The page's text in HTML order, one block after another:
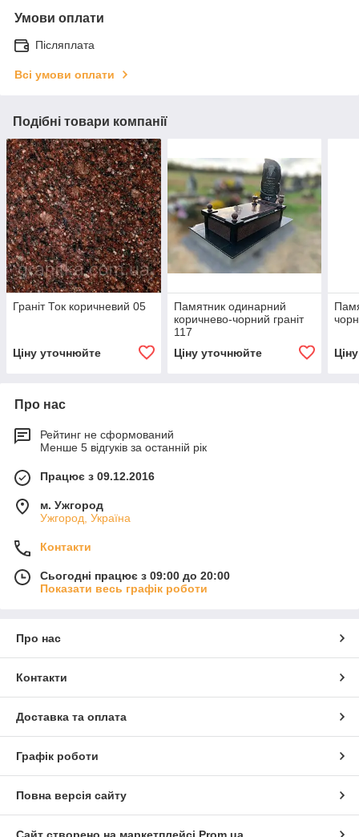
Умови оплати
Післяплата
Всі умови оплати
Подібні товари компанії
Граніт Ток коричневий 05
Ціну уточнюйте
Памятник одинарний
коричнево-чорний граніт
117
Ціну уточнюйте
Про нас
Рейтинг не сформований
Менше 5 відгуків за останній рік
Працює з 09.12.2016
м. Ужгород
Ужгород, Україна
Контакти
Сьогодні працює з 09:00 до 20:00
Показати весь графік роботи
Про нас
Контакти
Доставка та оплата
Графік роботи
Повна версія сайту